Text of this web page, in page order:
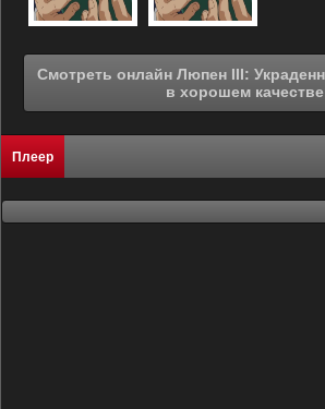
Смотреть онлайн Люпен III: Украденный Люпен (2004)
в хорошем качестве
Плеер